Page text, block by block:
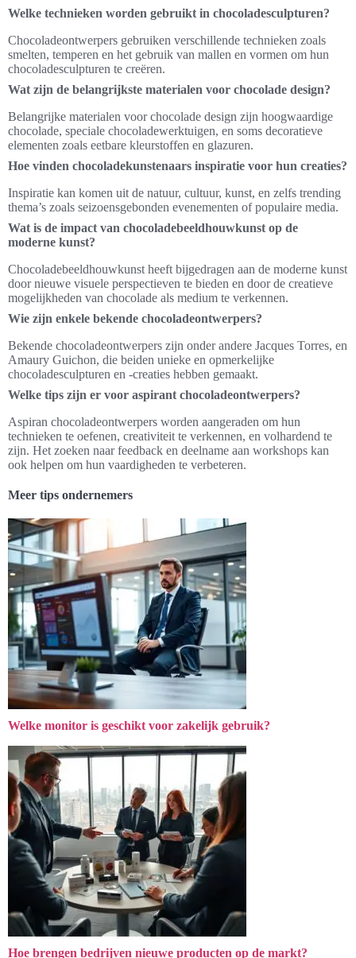
Welke technieken worden gebruikt in chocoladesculpturen?
Chocoladeontwerpers gebruiken verschillende technieken zoals
smelten, temperen en het gebruik van mallen en vormen om hun
chocoladesculpturen te creëren.
Wat zijn de belangrijkste materialen voor chocolade design?
Belangrijke materialen voor chocolade design zijn hoogwaardige
chocolade, speciale chocoladewerktuigen, en soms decoratieve
elementen zoals eetbare kleurstoffen en glazuren.
Hoe vinden chocoladekunstenaars inspiratie voor hun creaties?
Inspiratie kan komen uit de natuur, cultuur, kunst, en zelfs trending
thema’s zoals seizoensgebonden evenementen of populaire media.
Wat is de impact van chocoladebeeldhouwkunst op de
moderne kunst?
Chocoladebeeldhouwkunst heeft bijgedragen aan de moderne kunst
door nieuwe visuele perspectieven te bieden en door de creatieve
mogelijkheden van chocolade als medium te verkennen.
Wie zijn enkele bekende chocoladeontwerpers?
Bekende chocoladeontwerpers zijn onder andere Jacques Torres, en
Amaury Guichon, die beiden unieke en opmerkelijke
chocoladesculpturen en -creaties hebben gemaakt.
Welke tips zijn er voor aspirant chocoladeontwerpers?
Aspiran chocoladeontwerpers worden aangeraden om hun
technieken te oefenen, creativiteit te verkennen, en volhardend te
zijn. Het zoeken naar feedback en deelname aan workshops kan
ook helpen om hun vaardigheden te verbeteren.
Meer tips ondernemers
Welke monitor is geschikt voor zakelijk gebruik?
Hoe brengen bedrijven nieuwe producten op de markt?